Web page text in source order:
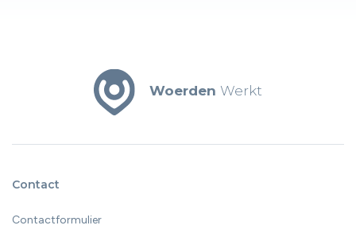
Woerden Werkt
Contact
Contactformulier